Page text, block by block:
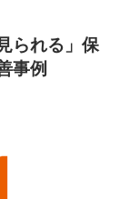
られる」保
事例